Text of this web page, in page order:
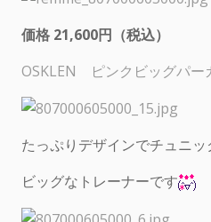
価格 21,600円（税込）
OSKLEN ピンクビッグパー
たっぷりデザインでチュニ
ビッグなトレーナーです